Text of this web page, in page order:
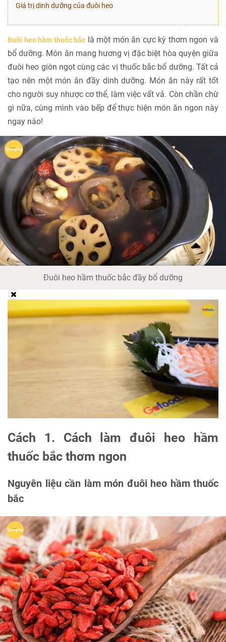
Giá trị dinh dưỡng của đuôi heo
Đuôi heo hầm thuốc bắc là một món ăn cực kỳ thơm ngon và
bổ dưỡng. Món ăn mang hương vị đặc biệt hòa quyện giữa
đuôi heo giòn ngọt cùng các vị thuốc bắc bổ dưỡng. Tất cả
tạo nên một món ăn đầy dinh dưỡng. Món ăn này rất tốt
cho người suy nhược cơ thể, làm việc vất vả. Còn chần chừ
gì nữa, cùng mình vào bếp để thực hiện món ăn ngon này
ngay nào!
Đuôi heo hầm thuốc bắc đầy bổ dưỡng
Cách 1. Cách làm đuôi heo hầm
thuốc bắc thơm ngon
Nguyên liệu cần làm món đuôi heo hầm thuốc
bắc